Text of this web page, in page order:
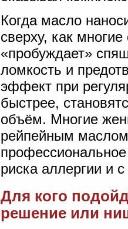
Когда масло
сверху, как
«пробуждает»
ломкость и
эффект при
быстрее,
объём. Многие
рейпейным
риска аллергии и
Для кого
решение или